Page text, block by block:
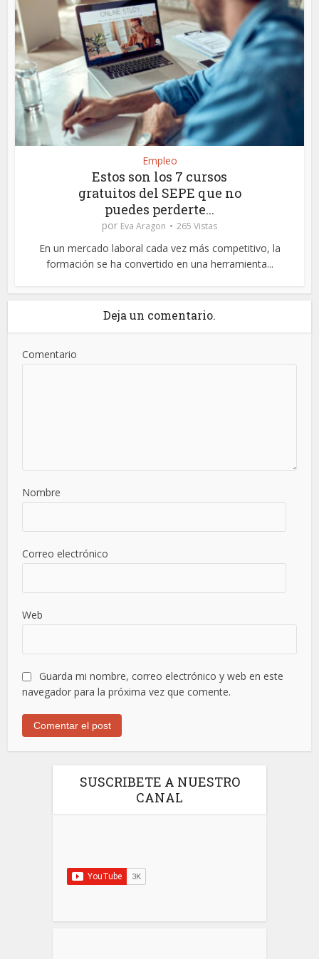
Empleo
Estos son los 7 cursos
gratuitos del SEPE que no
puedes perderte...
por Eva Aragon 265 Vistas
En un mercado laboral cada vez más competitivo, la
formación se ha convertido en una herramienta...
Deja un comentario.
Comentario
Nombre
Correo electrónico
Web
Guarda mi nombre, correo electrónico y web en este
navegador para la próxima vez que comente.
SUSCRIBETE A NUESTRO
CANAL